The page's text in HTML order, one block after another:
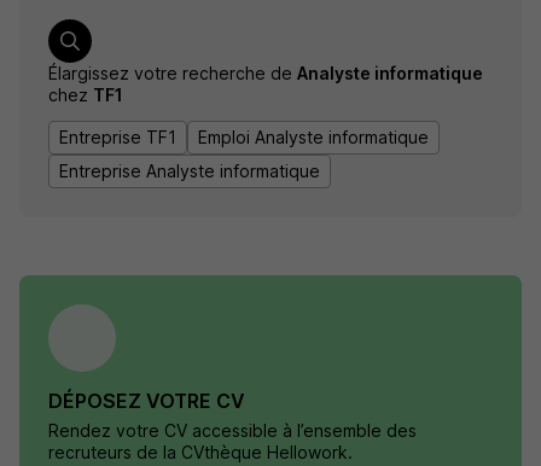
Élargissez votre recherche de Analyste informatique
chez TF1
Entreprise TF1
Emploi Analyste informatique
Entreprise Analyste informatique
DÉPOSEZ VOTRE CV
Rendez votre CV accessible à l’ensemble des
recruteurs de la CVthèque Hellowork.